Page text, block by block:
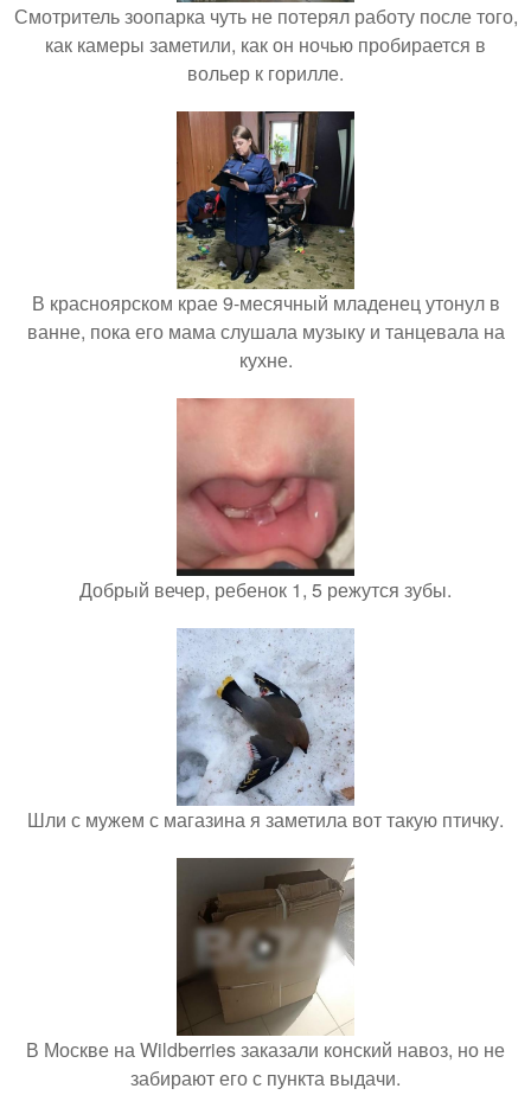
Смотритель зоопарка чуть не потерял работу после того,
как камеры заметили, как он ночью пробирается в
вольер к горилле.
В красноярском крае 9-месячный младенец утонул в
ванне, пока его мама слушала музыку и танцевала на
кухне.
Добрый вечер, ребенок 1, 5 режутся зубы.
Шли с мужем с магазина я заметила вот такую птичку.
В Москве на Wildberries заказали конский навоз, но не
забирают его с пункта выдачи.